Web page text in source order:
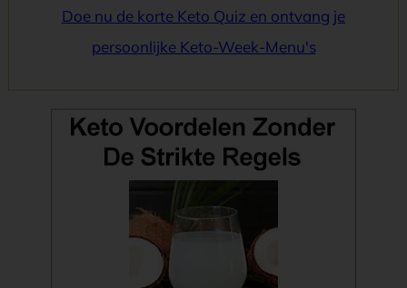
Doe nu de korte Keto Quiz en ontvang je
persoonlijke Keto-Week-Menu's